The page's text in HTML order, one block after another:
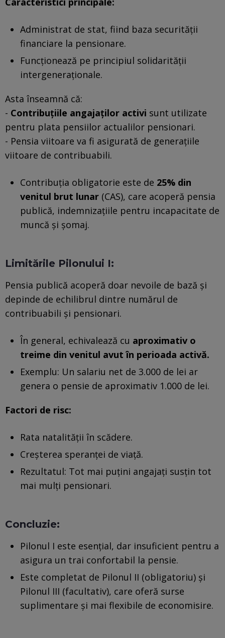
Administrat de stat, fiind baza securității
financiare la pensionare.
Funcționează pe principiul solidarității
intergeneraționale.
Asta înseamnă că:
- Contribuțiile angajaților activi sunt utilizate
pentru plata pensiilor actualilor pensionari.
- Pensia viitoare va fi asigurată de generațiile
viitoare de contribuabili.
Contribuția obligatorie este de 25% din
venitul brut lunar (CAS), care acoperă pensia
publică, indemnizațiile pentru incapacitate de
muncă și șomaj.
Limitările Pilonului I:
Pensia publică acoperă doar nevoile de bază și
depinde de echilibrul dintre numărul de
contribuabili și pensionari.
În general, echivalează cu aproximativ o
treime din venitul avut în perioada activă.
Exemplu: Un salariu net de 3.000 de lei ar
genera o pensie de aproximativ 1.000 de lei.
Factori de risc:
Rata natalității în scădere.
Creșterea speranței de viață.
Rezultatul: Tot mai puțini angajați susțin tot
mai mulți pensionari.
Concluzie:
Pilonul I este esențial, dar insuficient pentru a
asigura un trai confortabil la pensie.
Este completat de Pilonul II (obligatoriu) și
Pilonul III (facultativ), care oferă surse
suplimentare și mai flexibile de economisire.